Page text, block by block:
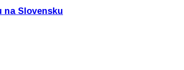
na Slovensku